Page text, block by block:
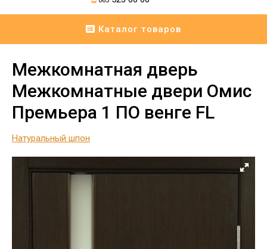
Каталог товаров
Межкомнатная дверь
Межкомнатные двери Омис
Премьера 1 ПО венге FL
Натуральный шпон